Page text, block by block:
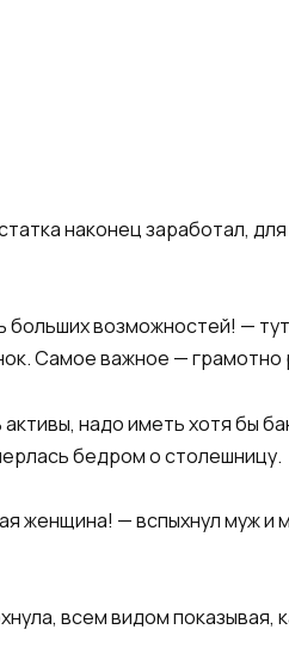
наконец заработал,
больших возможностей! —
Самое важное — грамотно
надо иметь хотя бы
бедром о столешницу.
женщина! — вспыхнул муж и
всем видом